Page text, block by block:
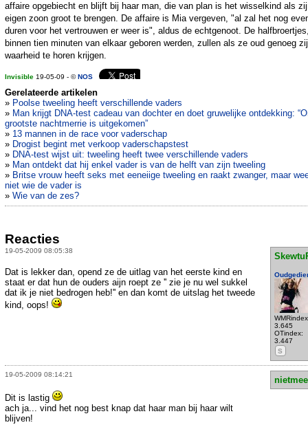
affaire opgebiecht en blijft bij haar man, die van plan is het wisselkind als
eigen zoon groot te brengen. De affaire is Mia vergeven, "al zal het nog
duren voor het vertrouwen er weer is", aldus de echtgenoot. De
binnen tien minuten van elkaar geboren werden, zullen als ze oud genoeg
waarheid te horen krijgen.
Invisible 19-05-09 - ©NOS
Gerelateerde artikelen
» Poolse tweeling heeft verschillende vaders
» Man krijgt DNA-test cadeau van dochter en doet gruwelijke ontdekking:
grootste nachtmerrie is uitgekomen”
» 13 mannen in de race voor vaderschap
» Drogist begint met verkoop vaderschapstest
» DNA-test wijst uit: tweeling heeft twee verschillende vaders
» Man ontdekt dat hij enkel vader is van de helft van zijn tweeling
» Britse vrouw heeft seks met eeneiige tweeling en raakt zwanger, maar
niet wie de vader is
» Wie van de zes?
Reacties
19-05-2009 08:05:38
3.645
OTindex:
3.447
S
Dat is lekker dan, opend ze de uitlag van het eerste kind en
staat er dat hun de ouders aijn roept ze '' zie je nu wel sukkel
dat ik je niet bedrogen heb!'' en dan komt de uitslag het tweede
kind, oops!
19-05-2009 08:14:21
Dit is lastig
ach ja... vind het nog best knap dat haar man bij haar wilt
blijven!